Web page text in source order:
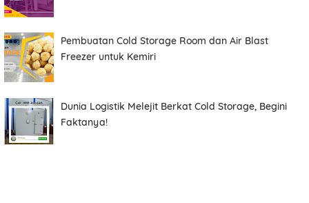
Pembuatan Cold Storage Room dan Air Blast
Freezer untuk Kemiri
Dunia Logistik Melejit Berkat Cold Storage, Begini
Faktanya!